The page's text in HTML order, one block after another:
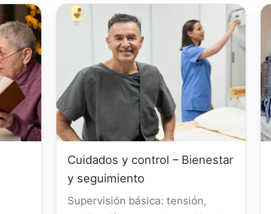
Cuidados y control – Bienestar
y seguimiento
Supervisión básica: tensión,